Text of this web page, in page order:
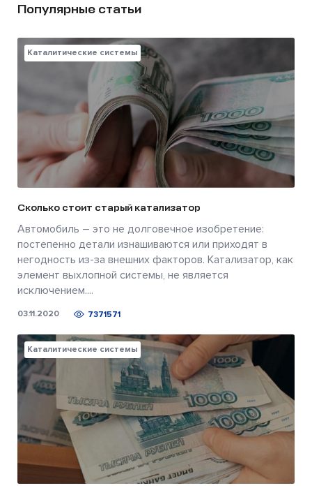
Популярные статьи
Каталитические системы
Сколько стоит старый катализатор
Автомобиль – это не долговечное изобретение:
постепенно детали изнашиваются или приходят в
негодность из-за внешних факторов. Катализатор, как
элемент выхлопной системы, не является
исключением....
03.11.2020 7371571
Каталитические системы